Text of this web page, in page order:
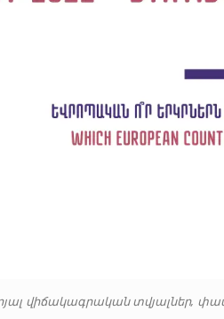
վիճակագրական տվյալներ,